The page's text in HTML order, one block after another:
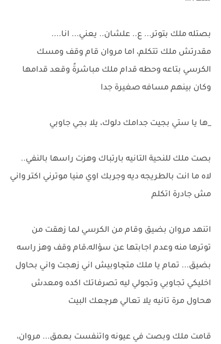
بصتله ملك بتوتر... ع.. علشان.. يعني... انا....
مقدرتش ملك تتكلم، اما مروان قام وقف ومسك
الكرسي بتاعه وحطه قدام ملك مباشرةً وقعد قدامها
وكان بينهم مسافه صغيرة جدا
_ها يا ستي بجيت جدامك دلوك، يلا بجي جاوبي
بصت ملك للنحية التانيه بارتباك وهزت راسها بالنفي..
لاه ما انت بالطريجه ديه وجربك اوي منيا موترني اكتر واني
مش جادرة اتكلم
اتنهد مروان بضيق وقام من الكرسي لما زهقت من
توترها منه وعدم اجابتها عن سؤاله،قام وقف وهز راسه
بضيق... تمام يا ملك متچاوبيش اني زهجت واني بحاول
اخليكي تجاوبي وتجولي ليه تصرفاتك اكده ومعدش
هحاول مرة تانيه يلا تعالي هرچعك البيت
قامت ملك وبصت في عيونه واتنفست بعمق... مروان،